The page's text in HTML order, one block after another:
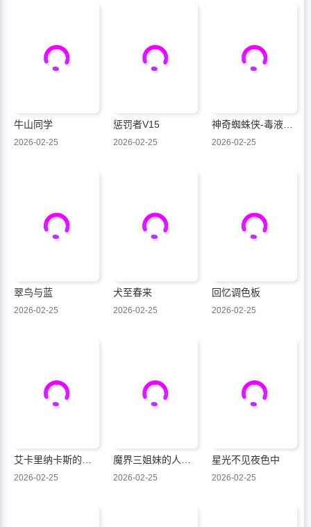
牛山同学
2026-02-25
惩罚者V15
2026-02-25
神奇蜘蛛侠-毒液：死亡螺旋
2026-02-25
翠鸟与蓝
2026-02-25
犬至春来
2026-02-25
回忆调色板
2026-02-25
艾卡里纳卡斯的热海发现传
2026-02-25
魔界三姐妹的人间大调查
2026-02-25
星光不见夜色中
2026-02-25